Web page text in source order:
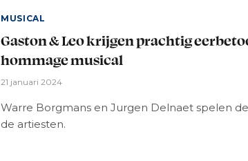
MUSICAL
Gaston & Leo krijgen prachtig
hommage musical
21 januari 2024
Warre Borgmans en Jurgen Delnaet spelen
de artiesten.